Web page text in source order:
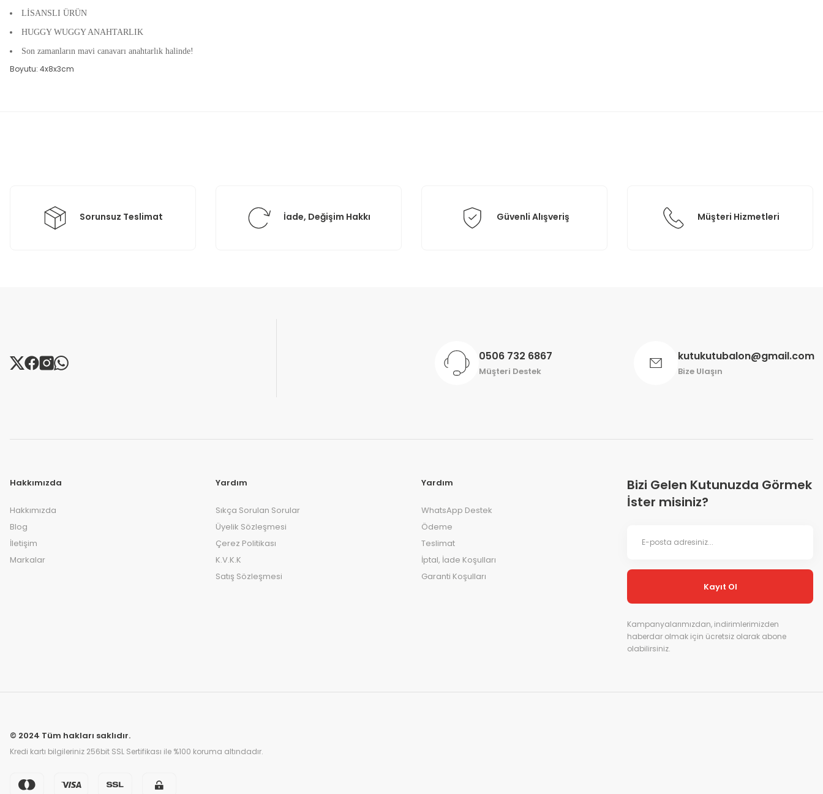
LİSANSLI ÜRÜN
HUGGY WUGGY ANAHTARLIK
Son zamanların mavi canavarı anahtarlık halinde!
Boyutu: 4x8x3cm
Sorunsuz Teslimat İade, Değişim Hakkı Güvenli Alışveriş Müşteri Hizmetleri
0506 732 6867
Müşteri Destek
kutukutubalon@gmail.com
Bize Ulaşın
Hakkımızda
Hakkımızda
Blog
İletişim
Markalar
Yardım
Sıkça Sorulan Sorular
Üyelik Sözleşmesi
Çerez Politikası
K.V.K.K
Satış Sözleşmesi
Yardım
WhatsApp Destek
Ödeme
Teslimat
İptal, İade Koşulları
Garanti Koşulları
Bizi Gelen Kutunuzda Görmek
İster misiniz?
Kayıt Ol
Kampanyalarımızdan, indirimlerimizden
haberdar olmak için ücretsiz olarak abone
olabilirsiniz.
© 2024 Tüm hakları saklıdır.
Kredi kartı bilgileriniz 256bit SSL Sertifikası ile %100 koruma altındadır.